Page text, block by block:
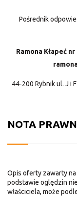
Pośrednik
Ramona Kłapeć
44-200 Rybnik ul. J i
NOTA
Opis oferty zawarty
podstawie oględzin
właściciela, może